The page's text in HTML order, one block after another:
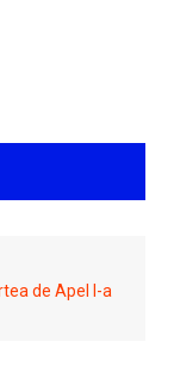
de Apel l-a